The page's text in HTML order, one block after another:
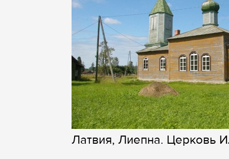
Латвия, Лиепна. Церковь